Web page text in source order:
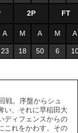
2P FT
A M A M A
23 18 50 6
戦。序盤からシュ
い、それに早稲田大
ディフェンスからの
これをかわす。その